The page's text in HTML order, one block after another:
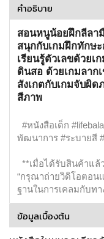
คำอธิบาย
สอนหนูน้อยฝึกลีลา
สนุกกับเกมฝึกทักษ
เรียนรู้ตัวเลขด้วยเ
ดินสอ ด้วยเกมลาก
สังเกตกับเกมจับผิด
สีภาพ
#หนังสือเด็ก
พัฒนาการ #ระบายสี
**เมื่อได้รับสินค้าแล้
“กรุณาถ่ายวิดิโอตอน
ฐานในการเคลมกับท
ข้อมูลเบื้องต้น